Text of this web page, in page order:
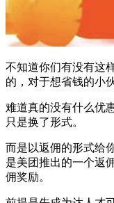
不知道你们有没有这
的，对于想省钱的小
难道真的没有什么优
只是换了形式。
而是以返佣的形式给
是美团推出的一个返
佣奖励。